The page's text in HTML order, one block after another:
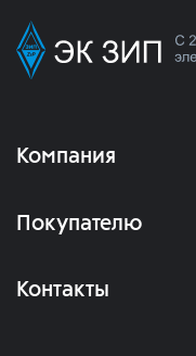
Компания
Покупателю
Контакты